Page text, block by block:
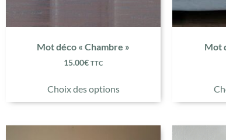
Mot déco « Chambre »
15.00€ TTC
Choix des options
Mot